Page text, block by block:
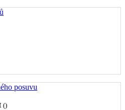
posuvu
()